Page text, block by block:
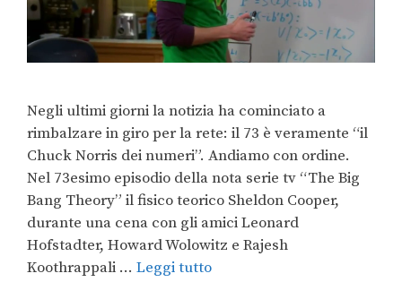
Negli ultimi giorni la notizia ha cominciato a
rimbalzare in giro per la rete: il 73 è veramente “il
Chuck Norris dei numeri”. Andiamo con ordine.
Nel 73esimo episodio della nota serie tv “The Big
Bang Theory” il fisico teorico Sheldon Cooper,
durante una cena con gli amici Leonard
Hofstadter, Howard Wolowitz e Rajesh
Koothrappali … Leggi tutto